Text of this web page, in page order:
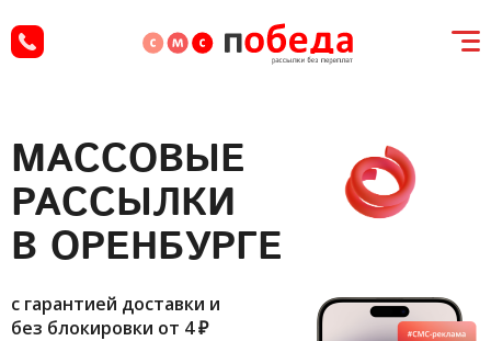
МАССОВЫЕ
РАССЫЛКИ
В ОРЕНБУРГЕ
с гарантией доставки и
без блокировки от 4 ₽